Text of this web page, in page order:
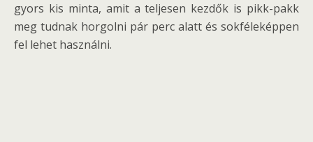
gyors kis minta, amit a teljesen kezdők is pikk-pakk
meg tudnak horgolni pár perc alatt és sokféleképpen
fel lehet használni.